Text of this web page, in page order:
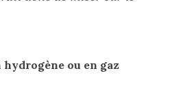
ou en gaz